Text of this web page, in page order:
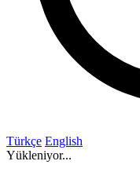
Türkçe English
Yükleniyor...